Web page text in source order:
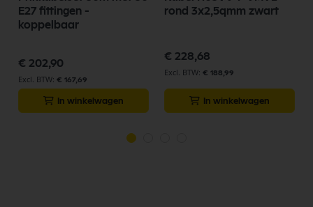
E27 fittingen -
koppelbaar
€ 202,90
€ 167,69
In winkelwagen
rond 3x2,5qmm zwart
€ 228,68
€ 188,99
In winkelwagen